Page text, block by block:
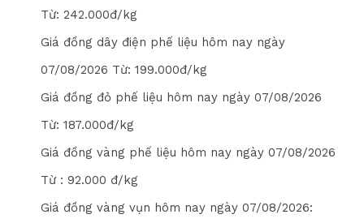
Từ: 242.000đ/kg
Giá đồng dây điện phế liệu hôm nay ngày
07/08/2026 Từ: 199.000đ/kg
Giá đồng đỏ phế liệu hôm nay ngày 07/08/2026
Từ: 187.000đ/kg
Giá đồng vàng phế liệu hôm nay ngày 07/08/2026
Từ : 92.000 đ/kg
Giá đồng vàng vụn hôm nay ngày 07/08/2026: